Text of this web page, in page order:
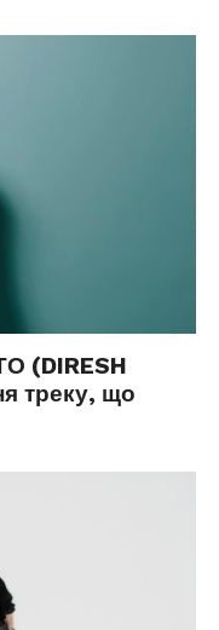
(DIRESH
треку, що